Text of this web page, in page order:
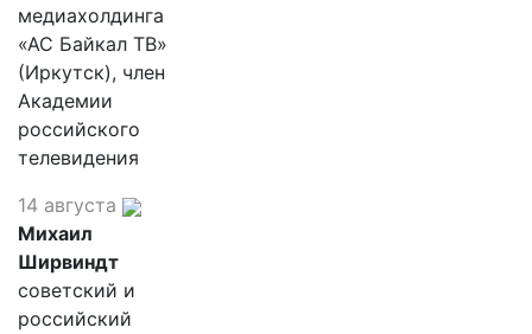
медиахолдинга
«АС Байкал ТВ»
(Иркутск), член
Академии
российского
телевидения
14 августа
Михаил
Ширвиндт
советский и
российский